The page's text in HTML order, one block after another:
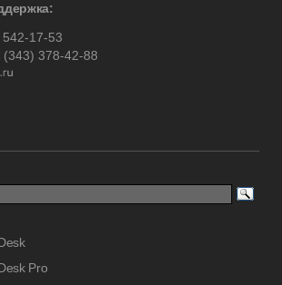
17-53
(343) 378-42-88
Pro